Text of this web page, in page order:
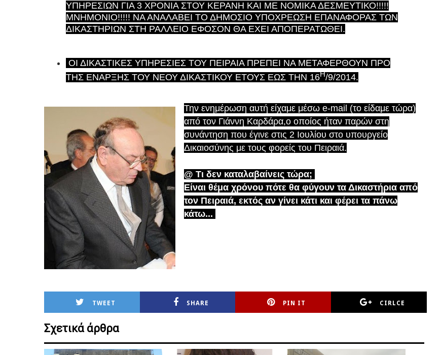
ΥΠΗΡΕΣΙΩΝ ΓΙΑ 3 ΧΡΟΝΙΑ ΣΤΟΥ ΚΕΡΑΝΗ ΚΑΙ ΜΕ ΝΟΜΙΚΑ ΔΕΣΜΕΥΤΙΚΟ!!!!!
ΜΝΗΜΟΝΙΟ!!!!! ΝΑ ΑΝΑΛΑΒΕΙ ΤΟ ΔΗΜΟΣΙΟ ΥΠΟΧΡΕΩΣΗ ΕΠΑΝΑΦΟΡΑΣ ΤΩΝ
ΔΙΚΑΣΤΗΡΙΩΝ ΣΤΗ ΡΑΛΛΕΙΟ ΕΦΟΣΟΝ ΘΑ ΕΧΕΙ ΑΠΟΠΕΡΑΤΩΘΕΙ.
ΟΙ ΔΙΚΑΣΤΙΚΕΣ ΥΠΗΡΕΣΙΕΣ ΤΟΥ ΠΕΙΡΑΙΑ ΠΡΕΠΕΙ ΝΑ ΜΕΤΑΦΕΡΘΟΥΝ ΠΡΟ
ΤΗΣ ΕΝΑΡΞΗΣ ΤΟΥ ΝΕΟΥ ΔΙΚΑΣΤΙΚΟΥ ΕΤΟΥΣ ΕΩΣ ΤΗΝ 16Η/9/2014.
Την ενημέρωση αυτή είχαμε μέσω e-mail (το είδαμε τώρα)
από τον Γιάννη Καρδάρα,ο οποίος ήταν παρών στη
συνάντηση που έγινε στις 2 Ιουλίου στο υπουργείο
Δικαιοσύνης με τους φορείς του Πειραιά.
@ Τι δεν καταλαβαίνεις τώρα;
Είναι θέμα χρόνου πότε θα φύγουν τα Δικαστήρια από
τον Πειραιά, εκτός αν γίνει κάτι και φέρει τα πάνω
κάτω...
TWEET SHARE PIN IT CIRLCE
Σχετικά άρθρα